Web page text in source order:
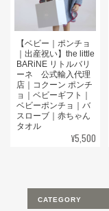
【ベビー｜ポンチョ
｜出産祝い】the little
BARiNE リトルバリ
ーネ 公式輸入代理
店｜コクーン ポンチ
ョ｜ベビーギフト｜
ベビーポンチョ｜バ
スローブ｜赤ちゃん
タオル
¥5,500
CATEGORY